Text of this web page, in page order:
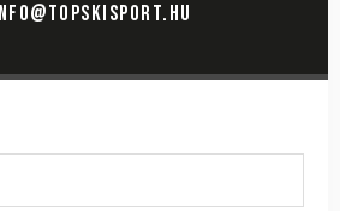
info@topskisport.hu